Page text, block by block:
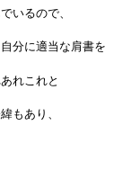
いるので、
分に適当な肩書を
れこれと
もあり、